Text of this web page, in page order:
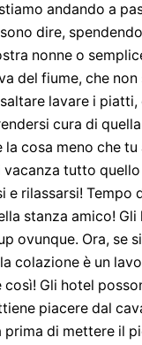
andando a
dire,
nonne o
del fiume, che non
lavare i piatti,
cura di
cosa meno che
vacanza tutto
e rilassarsi! Tempo
stanza amico! Gli
ovunque. Ora, se
colazione è un
così! Gli hotel
piacere dal
di mettere il